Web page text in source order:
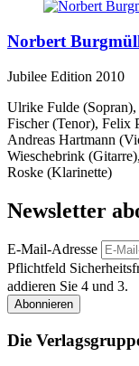
Norbert
Jubilee Edition 2010
Ulrike Fulde
Fischer (Tenor), Felix
Andreas Hartmann
Wieschebrink
Roske (Klarinette)
Newsletter
E-Mail-Adresse
Pflichtfeld
addieren Sie 4 und 3.
Abonnieren
Die